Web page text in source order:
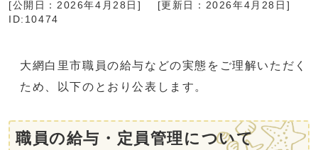
[公開日： 2026年4月28日 ] [更新日： 2026年4月28日 ]
ID:10474
大網白里市職員の給与などの実態をご理解いただく
ため、以下のとおり公表します。
職員の給与・定員管理について